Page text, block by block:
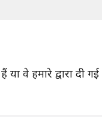
वे हमारे द्वारा दी